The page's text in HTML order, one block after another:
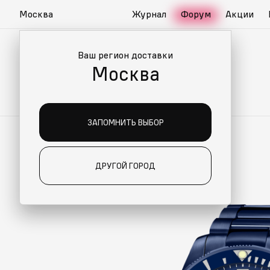
Москва
Ваш регион доставки
Москва
ЗАПОМНИТЬ ВЫБОР
ДРУГОЙ ГОРОД
Журнал Форум Акции
ДЛЯ ВАС